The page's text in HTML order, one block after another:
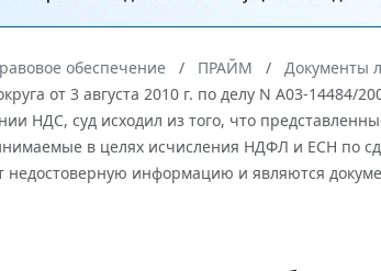
обеспечение ПРАЙМ Документы
от 3 августа 2010 г. по делу N А03-
НДС, суд исходил из того, что
в целях исчисления НДФЛ и ЕСН по
недостоверную информацию и являются